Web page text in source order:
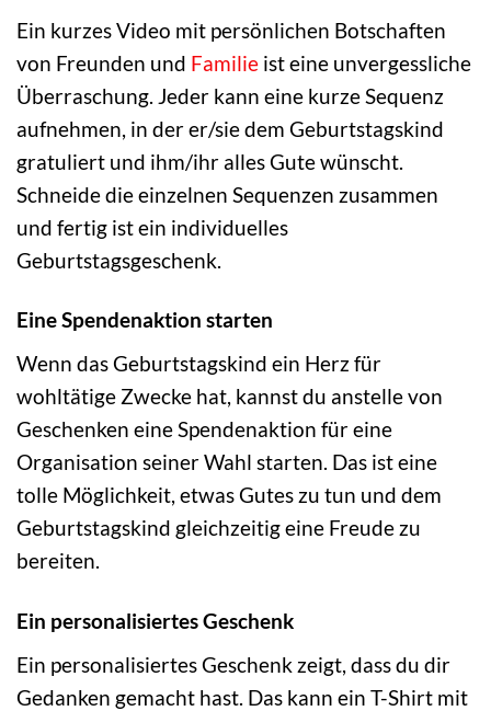
Ein kurzes Video mit persönlichen Botschaften
von Freunden und Familie ist eine unvergessliche
Überraschung. Jeder kann eine kurze Sequenz
aufnehmen, in der er/sie dem Geburtstagskind
gratuliert und ihm/ihr alles Gute wünscht.
Schneide die einzelnen Sequenzen zusammen
und fertig ist ein individuelles
Geburtstagsgeschenk.
Eine Spendenaktion starten
Wenn das Geburtstagskind ein Herz für
wohltätige Zwecke hat, kannst du anstelle von
Geschenken eine Spendenaktion für eine
Organisation seiner Wahl starten. Das ist eine
tolle Möglichkeit, etwas Gutes zu tun und dem
Geburtstagskind gleichzeitig eine Freude zu
bereiten.
Ein personalisiertes Geschenk
Ein personalisiertes Geschenk zeigt, dass du dir
Gedanken gemacht hast. Das kann ein T-Shirt mit